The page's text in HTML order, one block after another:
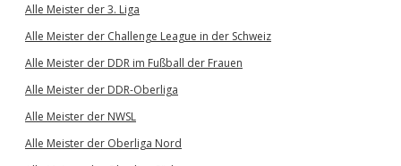
Alle Meister der 3. Liga
Alle Meister der Challenge League in der Schweiz
Alle Meister der DDR im Fußball der Frauen
Alle Meister der DDR-Oberliga
Alle Meister der NWSL
Alle Meister der Oberliga Nord